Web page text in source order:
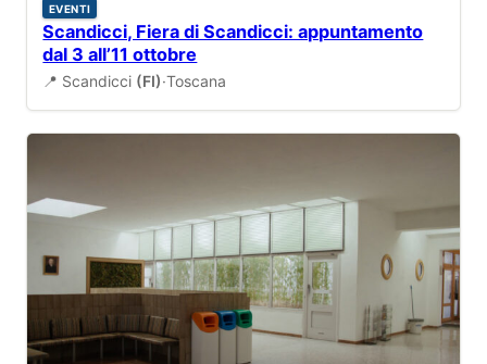
EVENTI
Scandicci, Fiera di Scandicci: appuntamento
dal 3 all’11 ottobre
📍 Scandicci (FI)·Toscana